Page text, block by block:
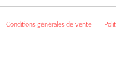
Conditions générales de vente